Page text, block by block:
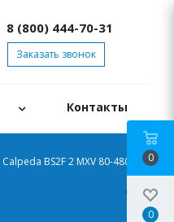
8 (800) 444-70-31
Заказать звонок
Контакты
BS2F 2 MXV 80-4802/C 0
0